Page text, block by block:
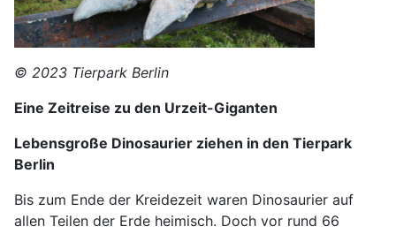
© 2023 Tierpark Berlin
Eine Zeitreise zu den Urzeit-Giganten
Lebensgroße Dinosaurier ziehen in den Tierpark
Berlin
Bis zum Ende der Kreidezeit waren Dinosaurier auf
allen Teilen der Erde heimisch. Doch vor rund 66